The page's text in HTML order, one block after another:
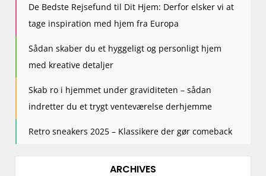
De Bedste Rejsefund til Dit Hjem: Derfor elsker vi at
tage inspiration med hjem fra Europa
Sådan skaber du et hyggeligt og personligt hjem
med kreative detaljer
Skab ro i hjemmet under graviditeten – sådan
indretter du et trygt venteværelse derhjemme
Retro sneakers 2025 – Klassikere der gør comeback
ARCHIVES